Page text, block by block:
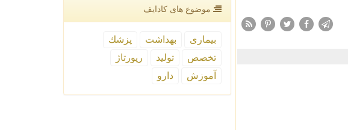
موضوع های كادایف
بیماری بهداشت
پزشك
تخصص
تولید
رپورتاژ
آموزش
دارو